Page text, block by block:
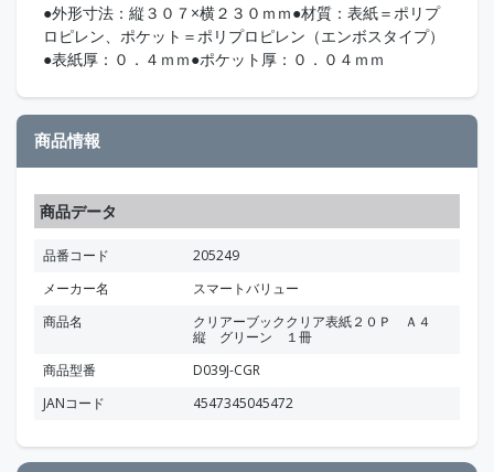
●外形寸法：縦３０７×横２３０ｍｍ●材質：表紙＝ポリプ
ロピレン、ポケット＝ポリプロピレン（エンボスタイプ）
●表紙厚：０．４ｍｍ●ポケット厚：０．０４ｍｍ
商品情報
商品データ
品番コード
205249
メーカー名
スマートバリュー
商品名
クリアーブッククリア表紙２０Ｐ Ａ４
縦 グリーン １冊
商品型番
D039J-CGR
JANコード
4547345045472